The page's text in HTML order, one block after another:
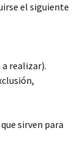
el siguiente
realizar).
sirven para